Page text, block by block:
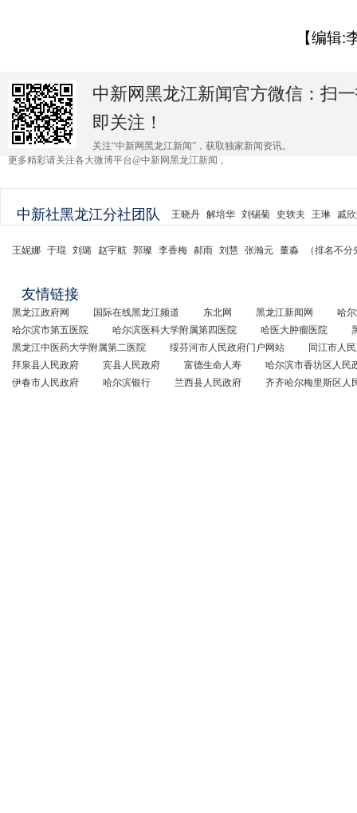
【编辑:
中新网黑龙江新闻官方微信：扫
即关注！
关注“中新网黑龙江新闻”，获取独家新闻资讯。
更多精彩请关注各大微博平台@中新网黑龙江新闻 。
中新社黑龙江分社团队 王晓丹 解培华 刘锡菊 史轶夫 王琳 戚
王妮娜 于琨 刘璐 赵宇航 郭璨 李香梅 郝雨 刘慧 张瀚元 董淼 （排名不
友情链接
黑龙江政府网 国际在线黑龙江频道 东北网 黑龙江新闻网
哈
哈尔滨市第五医院
哈尔滨医科大学附属第四医院 哈医大肿瘤医院
黑龙江中医药大学附属第二医院
绥芬河市人民政府门户网站
同江市人
拜泉县人民政府
宾县人民政府 富德生命人寿
哈尔滨市香坊区人民
伊春市人民政府
哈尔滨银行 兰西县人民政府 齐齐哈尔梅里斯区人